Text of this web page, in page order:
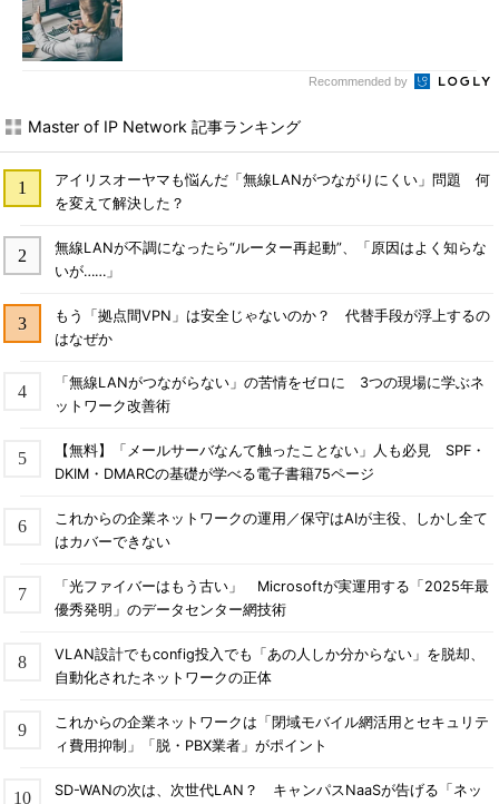
Recommended by
Master of IP Network 記事ランキング
アイリスオーヤマも悩んだ「無線LANがつながりにくい」問題 何
を変えて解決した？
無線LANが不調になったら“ルーター再起動”、「原因はよく知らな
いが……」
もう「拠点間VPN」は安全じゃないのか？ 代替手段が浮上するの
はなぜか
「無線LANがつながらない」の苦情をゼロに 3つの現場に学ぶネ
ットワーク改善術
【無料】「メールサーバなんて触ったことない」人も必見 SPF・
DKIM・DMARCの基礎が学べる電子書籍75ページ
これからの企業ネットワークの運用／保守はAIが主役、しかし全て
はカバーできない
「光ファイバーはもう古い」 Microsoftが実運用する「2025年最
優秀発明」のデータセンター網技術
VLAN設計でもconfig投入でも「あの人しか分からない」を脱却、
自動化されたネットワークの正体
これからの企業ネットワークは「閉域モバイル網活用とセキュリテ
ィ費用抑制」「脱・PBX業者」がポイント
SD-WANの次は、次世代LAN？ キャンパスNaaSが告げる「ネッ